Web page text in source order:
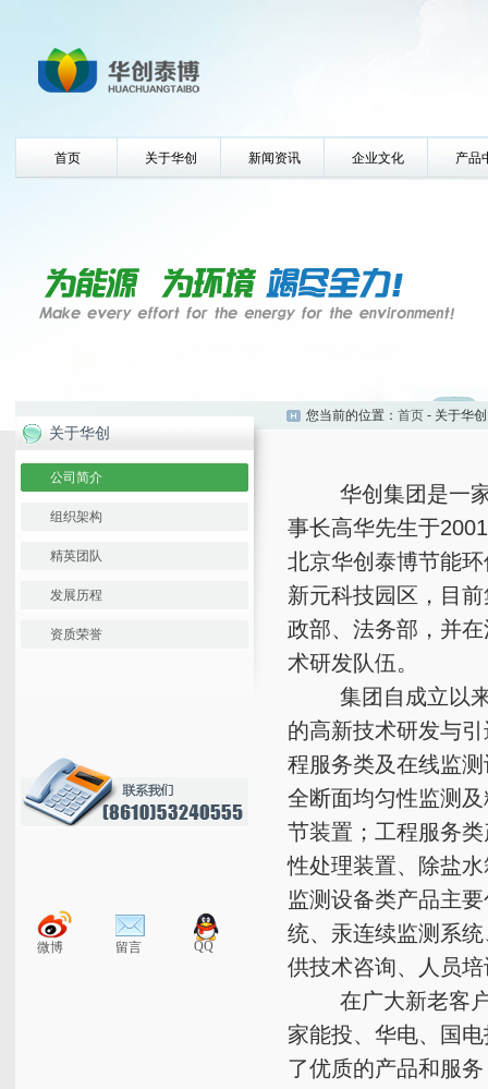
首页 关于华创 新闻资讯 企业文化 产品
关于华创
公司简介
组织架构
精英团队
发展历程
资质荣誉
微博 留言 QQ
您当前的位置： 首页 - 关于华
华创集团是一家
事长高华先生于
北京华创泰博节能
新元科技园区，目
政部、法务部，并
术研发队伍。
集团自成立以来
的高新技术研发与
程服务类及在线监
全断面均匀性监测
节装置；工程服务
性处理装置、除盐
监测设备类产品主
统、汞连续监测系
供技术咨询、人员
在广大新老客户
家能投、华电、国
了优质的产品和服